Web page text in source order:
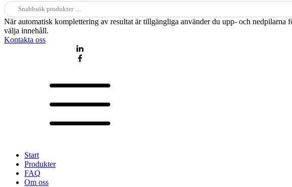
Sök
efter:
När automatisk komplettering av resultat är tillgängliga använder du upp- och nedpilarna
välja innehåll.
Kontakta oss
Start
Produkter
FAQ
Om oss